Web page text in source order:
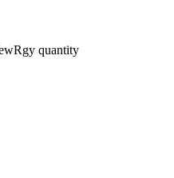
quantity